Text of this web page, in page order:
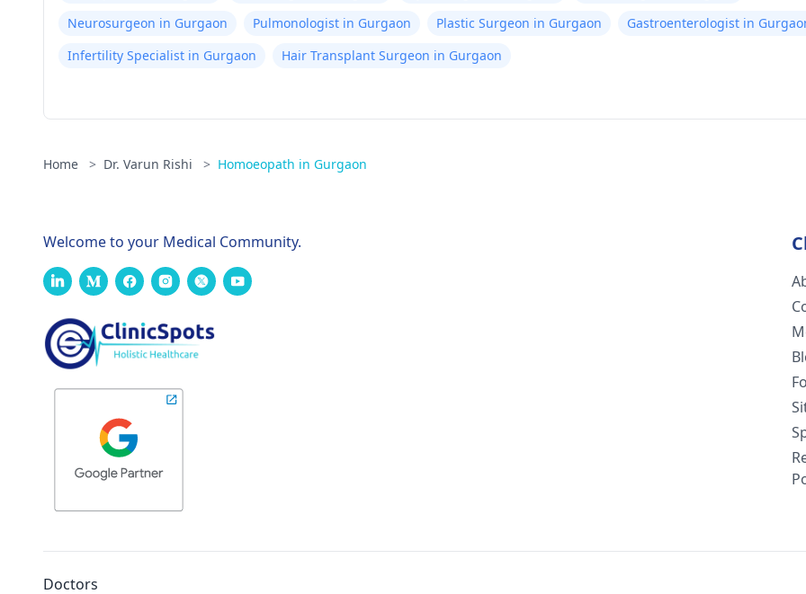
Neurosurgeon in Gurgaon
Pulmonologist in Gurgaon Plastic Surgeon in Gurgaon
Gastroenterologist in
Infertility Specialist in Gurgaon
Hair Transplant Surgeon in Gurgaon
Home > Dr. Varun Rishi > Homoeopath in Gurgaon
Welcome to your Medical Community.
Doctors